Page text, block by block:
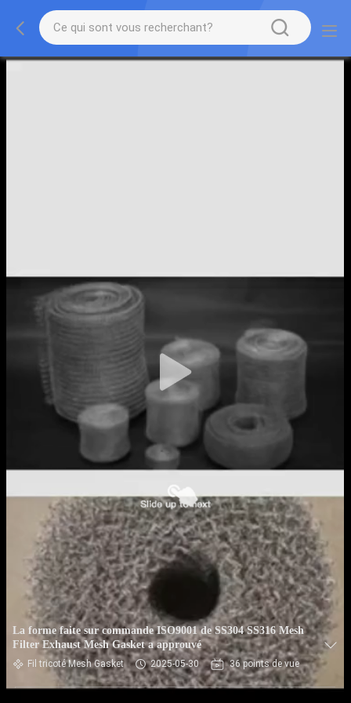
La forme faite sur commande ISO9001 de SS304 SS316 Mesh
Filter Exhaust Mesh Gasket a approuvé
Fil tricoté Mesh Gasket 2025-05-30 36 points de vue